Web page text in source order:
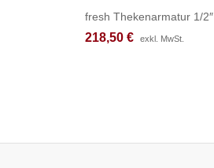
fresh Thekenarmatur 1/2″
218,50 € exkl. MwSt.
218,50 € exkl. MwSt.